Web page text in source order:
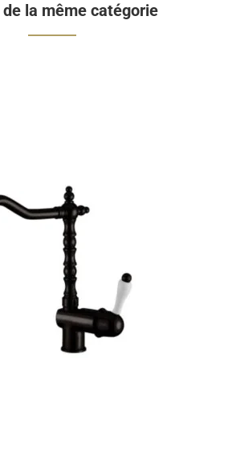
la même catégorie